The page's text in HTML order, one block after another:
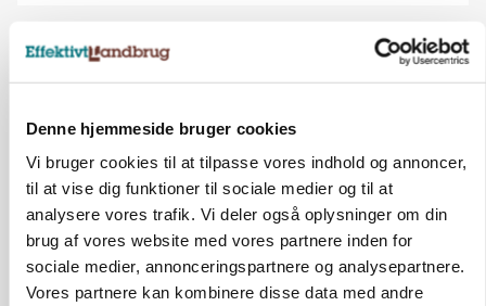
Denne hjemmeside bruger cookies
Vi bruger cookies til at tilpasse vores indhold og annoncer,
til at vise dig funktioner til sociale medier og til at
analysere vores trafik. Vi deler også oplysninger om din
brug af vores website med vores partnere inden for
sociale medier, annonceringspartnere og analysepartnere.
Vores partnere kan kombinere disse data med andre
kan den ændre din bedrift fra 2027
Annonce
Loading...